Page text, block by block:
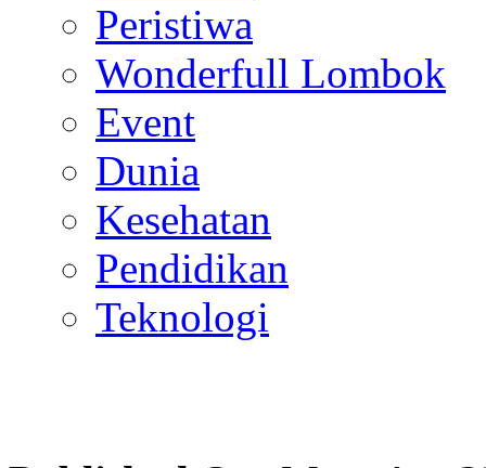
Ekonomi
Peristiwa
Wonderfull Lombok
Event
Dunia
Kesehatan
Pendidikan